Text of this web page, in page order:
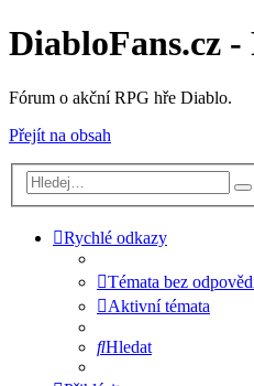
DiabloFans.cz
Fórum o akční RPG hře Diablo.
Přejít na obsah
Rychlé odkazy
Témata bez
Aktivní témata
Hledat